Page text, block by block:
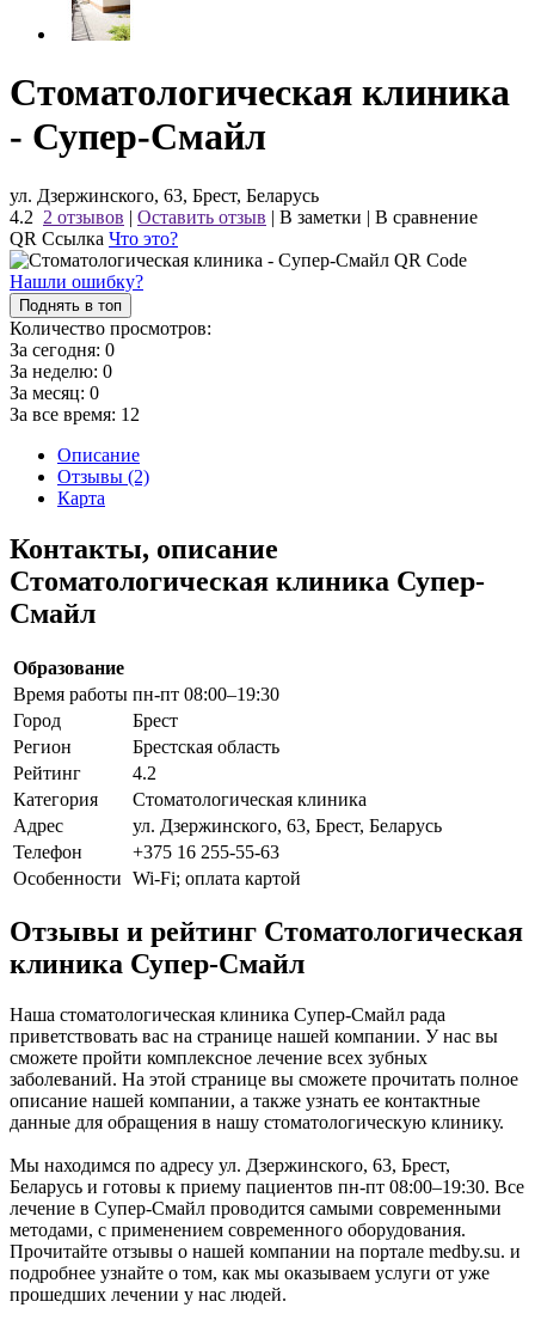
Стоматологическая клиника
- Супер-Смайл
ул. Дзержинского, 63, Брест, Беларусь
4.2 2 отзывов | Оставить отзыв | В заметки | В сравнение
QR Ссылка Что это?
Нашли ошибку?
Поднять в топ
Количество просмотров:
За сегодня: 0
За неделю: 0
За месяц: 0
За все время: 12
Описание
Отзывы (2)
Карта
Контакты, описание
Стоматологическая клиника Супер-
Смайл
Образование
Время работы пн-пт 08:00–19:30
Город
Брест
Регион
Брестская область
Рейтинг
4.2
Категория
Стоматологическая клиника
Адрес
ул. Дзержинского, 63, Брест, Беларусь
Телефон
+375 16 255-55-63
Особенности Wi-Fi; оплата картой
Отзывы и рейтинг Стоматологическая
клиника Супер-Смайл
Наша стоматологическая клиника Супер-Смайл рада
приветствовать вас на странице нашей компании. У нас вы
сможете пройти комплексное лечение всех зубных
заболеваний. На этой странице вы сможете прочитать полное
описание нашей компании, а также узнать ее контактные
данные для обращения в нашу стоматологическую клинику.
Мы находимся по адресу ул. Дзержинского, 63, Брест,
Беларусь и готовы к приему пациентов пн-пт 08:00–19:30. Все
лечение в Супер-Смайл проводится самыми современными
методами, с применением современного оборудования.
Прочитайте отзывы о нашей компании на портале medby.su. и
подробнее узнайте о том, как мы оказываем услуги от уже
прошедших лечении у нас людей.